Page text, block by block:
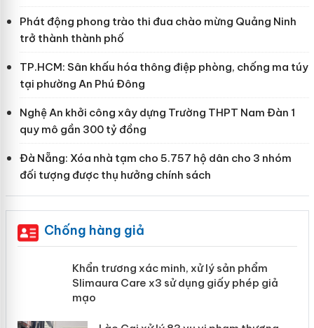
Phát động phong trào thi đua chào mừng Quảng Ninh
trở thành thành phố
TP.HCM: Sân khấu hóa thông điệp phòng, chống ma túy
tại phường An Phú Đông
Nghệ An khởi công xây dựng Trường THPT Nam Đàn 1
quy mô gần 300 tỷ đồng
Đà Nẵng: Xóa nhà tạm cho 5.757 hộ dân cho 3 nhóm
đối tượng được thụ hưởng chính sách
Chống hàng giả
Khẩn trương xác minh, xử lý sản phẩm
Slimaura Care x3 sử dụng giấy phép